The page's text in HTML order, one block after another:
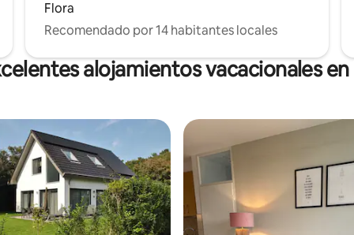
Flora
Recomendado por 14 habitantes locales
alojamientos vacacionales